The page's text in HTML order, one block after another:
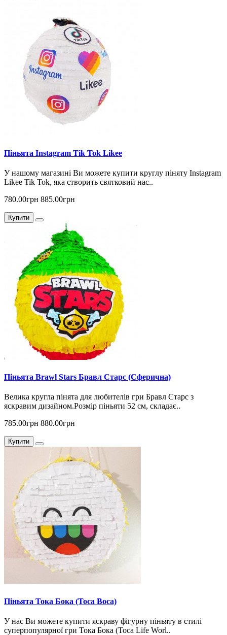
Піньята Instagram Tik Tok Likee
У нашому магазині Ви можете купити круглу піняту Instagram
Likee Tik Tok, яка створить святковий нас..
780.00грн 885.00грн
Купити
Піньята Brawl Stars Бравл Старс (Сферична)
Велика кругла пінята для любителів гри Бравл Старс з
яскравим дизайном.Розмір піньяти 52 см, складає..
785.00грн 880.00грн
Купити
Піньята Тока Бока (Toca Boca)
У нас Ви можете купити яскраву фігурну піньяту в стилі
суперпопулярної гри Тока Бока (Toca Life Worl..